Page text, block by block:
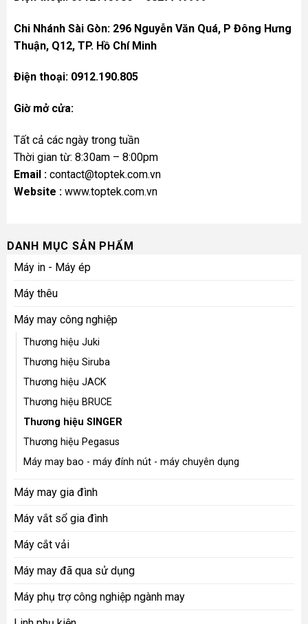
Chi Nhánh Sài Gòn: 296 Nguyễn Văn Quá, P Đông Hưng
Thuận, Q12, TP. Hồ Chí Minh
Điện thoại: 0912.190.805
Giờ mở cửa:
Tất cả các ngày trong tuần
Thời gian từ: 8:30am – 8:00pm
Email : contact@toptek.com.vn
Website : www.toptek.com.vn
DANH MỤC SẢN PHẨM
Máy in - Máy ép
Máy thêu
Máy may công nghiệp
Thương hiệu Juki
Thương hiệu Siruba
Thương hiệu JACK
Thương hiệu BRUCE
Thương hiệu SINGER
Thương hiệu Pegasus
Máy may bao - máy đính nút - máy chuyên dụng
Máy may gia đình
Máy vắt sổ gia đình
Máy cắt vải
Máy may đã qua sử dụng
Máy phụ trợ công nghiệp ngành may